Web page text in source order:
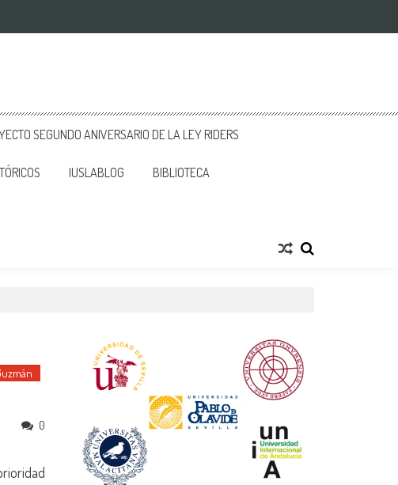
SEGUNDO ANIVERSARIO DE LA LEY RIDERS
IUSLABLOG BIBLIOTECA
0